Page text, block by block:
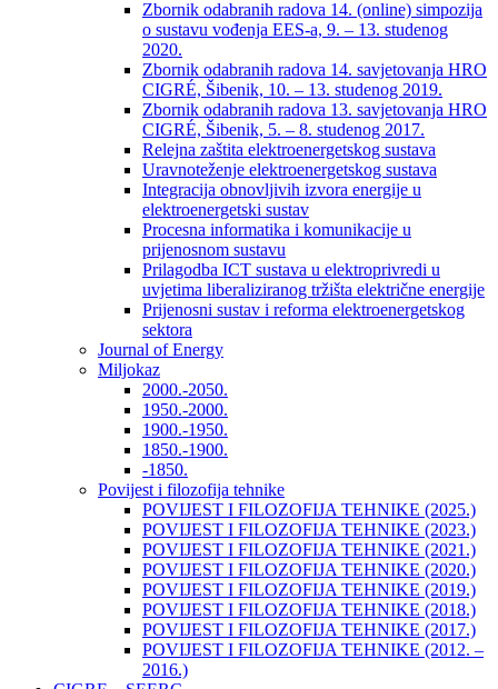
Zbornik odabranih radova 14. (online) simpozija
o sustavu vođenja EES-a, 9. – 13. studenog
2020.
Zbornik odabranih radova 14. savjetovanja HRO
CIGRÉ, Šibenik, 10. – 13. studenog 2019.
Zbornik odabranih radova 13. savjetovanja HRO
CIGRÉ, Šibenik, 5. – 8. studenog 2017.
Relejna zaštita elektroenergetskog sustava
Uravnoteženje elektroenergetskog sustava
Integracija obnovljivih izvora energije u
elektroenergetski sustav
Procesna informatika i komunikacije u
prijenosnom sustavu
Prilagodba ICT sustava u elektroprivredi u
uvjetima liberaliziranog tržišta električne energije
Prijenosni sustav i reforma elektroenergetskog
sektora
Journal of Energy
Miljokaz
2000.-2050.
1950.-2000.
1900.-1950.
1850.-1900.
-1850.
Povijest i filozofija tehnike
POVIJEST I FILOZOFIJA TEHNIKE (2025.)
POVIJEST I FILOZOFIJA TEHNIKE (2023.)
POVIJEST I FILOZOFIJA TEHNIKE (2021.)
POVIJEST I FILOZOFIJA TEHNIKE (2020.)
POVIJEST I FILOZOFIJA TEHNIKE (2019.)
POVIJEST I FILOZOFIJA TEHNIKE (2018.)
POVIJEST I FILOZOFIJA TEHNIKE (2017.)
POVIJEST I FILOZOFIJA TEHNIKE (2012. –
2016.)